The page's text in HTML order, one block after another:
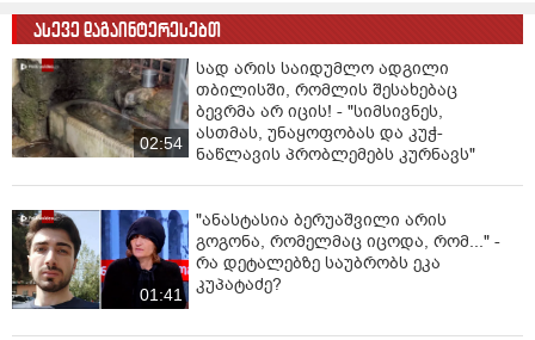
და­ნა­შა­უ­ლის შე­უ­ტყო­ბი­ნებ­ლო­ბის­თვის წა­უ­ყე­ნეს ბრა­
ლი, რაც უფრო მძი­მე მუხ­ლია და ის­ჯე­ბა თა­ვი­სუფ­ლე­
ბის აღ­კვე­თით ვა­დით სა­მი­დან 7 წლამ­დე.
ასევე დაგაინტერესებთ
02:54
სად არის საიდუმლო ადგილი
თბილისში, რომლის შესახებაც
ბევრმა არ იცის! - "სიმსივნეს,
ასთმას, უნაყოფობას და კუჭ-
ნაწლავის პრობლემებს კურნავს"
01:41
"ანასტასია ბერუაშვილი არის
გოგონა, რომელმაც იცოდა, რომ..." -
რა დეტალებზე საუბრობს ეკა
კუპატაძე?